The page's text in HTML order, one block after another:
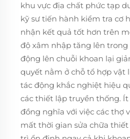
khu vực địa chất phức tạp
kỹ sư tiến hành kiểm tra cơ
nhận kết quả tốt hơn trên
độ xâm nhập tăng lên trong
động lên chuỗi khoan lại
quyết nằm ở chỗ tổ hợp vật
tác động khắc nghiệt hiệu
các thiết lập truyền thống. Ít
đồng nghĩa với việc các thợ
mất thời gian sửa chữa